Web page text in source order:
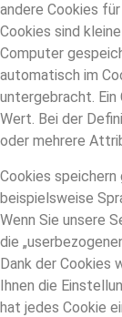
andere Cookies
Cookies sind
Computer
automatisch im
untergebracht. Ein
Wert. Bei der
oder mehrere
Cookies
beispielsweise
Wenn Sie unsere
die
Dank der Cookies
Ihnen die
hat jedes Cookie